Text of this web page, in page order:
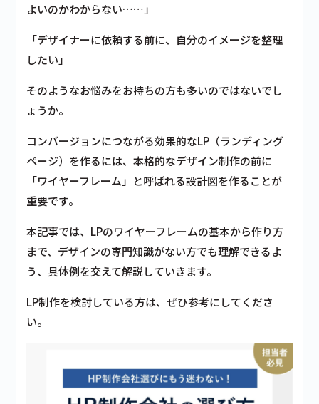
よいのかわからない……」
「デザイナーに依頼する前に、自分のイメージを整理
したい」
そのようなお悩みをお持ちの方も多いのではないでし
ょうか。
コンバージョンにつながる効果的なLP（ランディング
ページ）を作るには、本格的なデザイン制作の前に
「ワイヤーフレーム」と呼ばれる設計図を作ることが
重要です。
本記事では、LPのワイヤーフレームの基本から作り方
まで、デザインの専門知識がない方でも理解できるよ
う、具体例を交えて解説していきます。
LP制作を検討している方は、ぜひ参考にしてくださ
い。